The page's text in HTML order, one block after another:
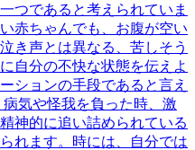
つであると考えられていま
赤ちゃんでも、お腹が空い
き声とは異なる、苦しそう
自分の不快な状態を伝えよ
ションの手段であると言え
気や怪我を負った時、激
神的に追い詰められている
れます。時には、自分では